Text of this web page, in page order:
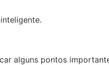
alguns pontos